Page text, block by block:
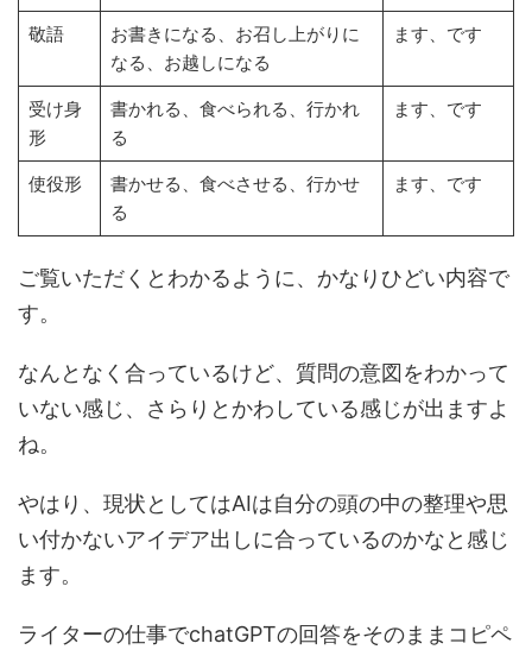
敬語
お書きになる、お召し上がりに
なる、お越しになる
ます、です
受け身
形
書かれる、食べられる、行かれ
る
ます、です
使役形
書かせる、食べさせる、行かせ
る
ます、です
ご覧いただくとわかるように、かなりひどい内容で
す。
なんとなく合っているけど、質問の意図をわかって
いない感じ、さらりとかわしている感じが出ますよ
ね。
やはり、現状としてはAIは自分の頭の中の整理や思
い付かないアイデア出しに合っているのかなと感じ
ます。
ライターの仕事でchatGPTの回答をそのままコピペ